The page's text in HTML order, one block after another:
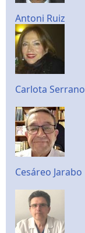
Antoni Ruiz
Carlota Serrano
Cesáreo Jarabo